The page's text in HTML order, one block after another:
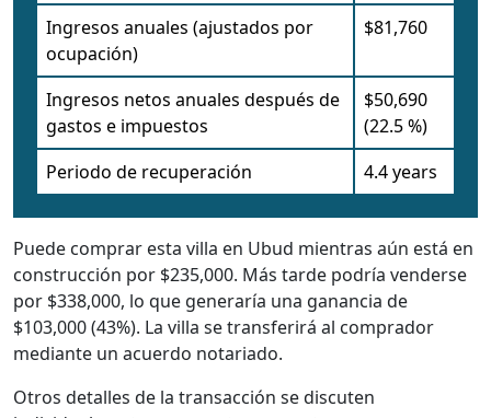
Ingresos anuales (ajustados por
ocupación)
$81,760
Ingresos netos anuales después de
gastos e impuestos
$50,690
(22.5 %)
Periodo de recuperación
4.4 years
Puede comprar esta villa en Ubud mientras aún está en
construcción por $235,000. Más tarde podría venderse
por $338,000, lo que generaría una ganancia de
$103,000 (43%). La villa se transferirá al comprador
mediante un acuerdo notariado.
Otros detalles de la transacción se discuten